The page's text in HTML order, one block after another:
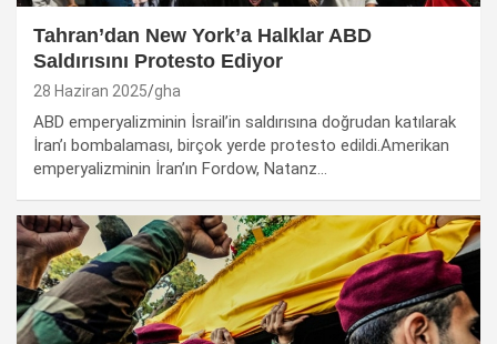
Tahran’dan New York’a Halklar ABD
Saldırısını Protesto Ediyor
28 Haziran 2025 gha
ABD emperyalizminin İsrail’in saldırısına doğrudan katılarak
İran’ı bombalaması, birçok yerde protesto edildi.Amerikan
emperyalizminin İran’ın Fordow, Natanz…